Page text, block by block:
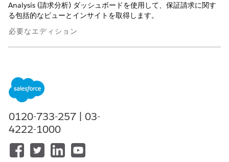
Analysis (請求分析) ダッシュボードを使用して、保証請求に関す
る包括的なビューとインサイトを取得します。
必要なエディション
Enterprise
Edition
(Claims Deepdive (請求の詳細)、Claim Distribution (請求の分
布)、SLA Management (SLA 管理)) が含まれます。地域、販売業
ドのグラフを絞り込みます。また、データの比較と請求の進行状
況の分析を行う期間を選択します。
0120-733-257 | 03-
4222-1000